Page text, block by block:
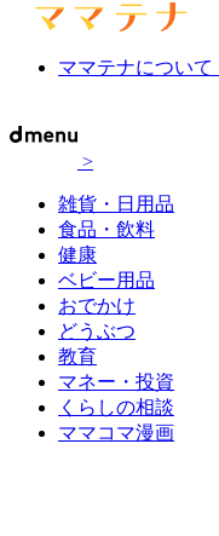
ママテナについて
>
雑貨・日用品
食品・飲料
健康
ベビー用品
おでかけ
どうぶつ
教育
マネー・投資
くらしの相談
ママコマ漫画